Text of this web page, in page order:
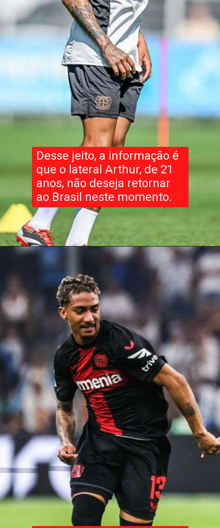
Desse jeito, a informação é
que o lateral Arthur, de 21
anos, não deseja retornar
ao Brasil neste momento.